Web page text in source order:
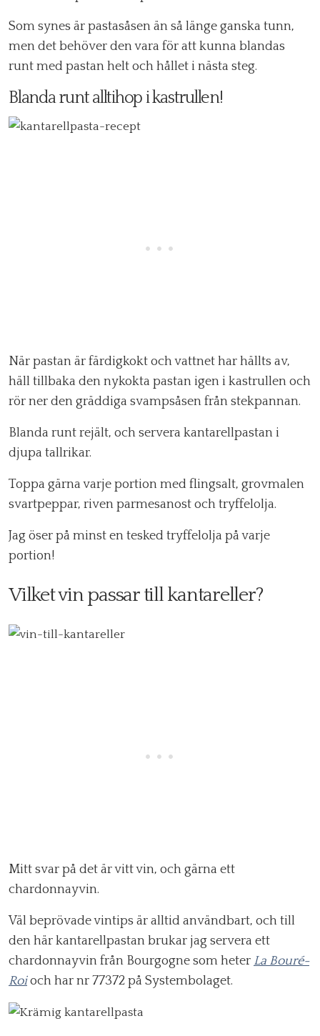
Som synes är pastasåsen än så länge ganska tunn,
men det behöver den vara för att kunna blandas
runt med pastan helt och hållet i nästa steg.
Blanda runt alltihop i kastrullen!
När pastan är färdigkokt och vattnet har hällts av,
häll tillbaka den nykokta pastan igen i kastrullen och
rör ner den gräddiga svampsåsen från stekpannan.
Blanda runt rejält, och servera kantarellpastan i
djupa tallrikar.
Toppa gärna varje portion med flingsalt, grovmalen
svartpeppar, riven parmesanost och tryffelolja.
Jag öser på minst en tesked tryffelolja på varje
portion!
Vilket vin passar till kantareller?
Mitt svar på det är vitt vin, och gärna ett
chardonnayvin.
Väl beprövade vintips är alltid användbart, och till
den här kantarellpastan brukar jag servera ett
chardonnayvin från Bourgogne som heter La Bouré-
Roioch har nr 77372 på Systembolaget.